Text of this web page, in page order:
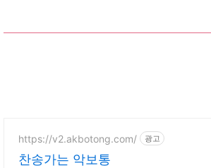
https://v2.akbotong.com/ 광고
찬송가는 악보통